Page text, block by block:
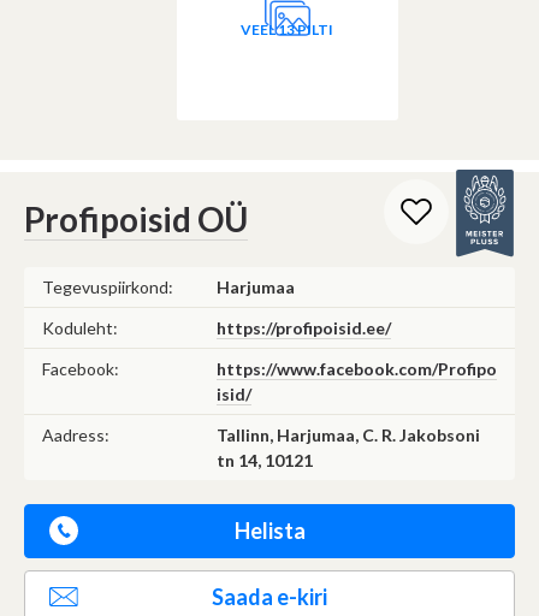
VEEL 13 PILTI
Profipoisid OÜ
Tegevuspiirkond:
Harjumaa
Koduleht:
https://profipoisid.ee/
Facebook:
https://www.facebook.com/Profipo
isid/
Aadress:
Tallinn, Harjumaa, C. R. Jakobsoni
tn 14, 10121
Helista
Saada e-kiri